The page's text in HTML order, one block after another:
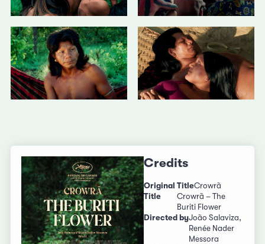
Credits
Original TitleCrowrã
Title
Crowrã – The
Buriti Flower
Directed byJoão Salaviza,
Renée Nader
Messora